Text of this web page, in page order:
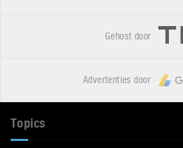
Gehost door
Advertenties door
Topics